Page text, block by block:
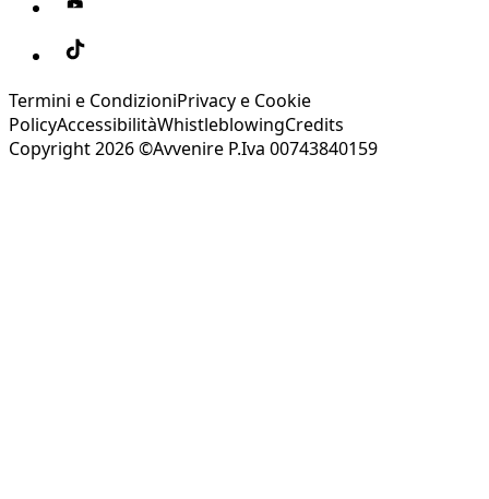
Termini e CondizioniPrivacy e Cookie
PolicyAccessibilitàWhistleblowingCredits
Copyright 2026 ©Avvenire P.Iva 00743840159